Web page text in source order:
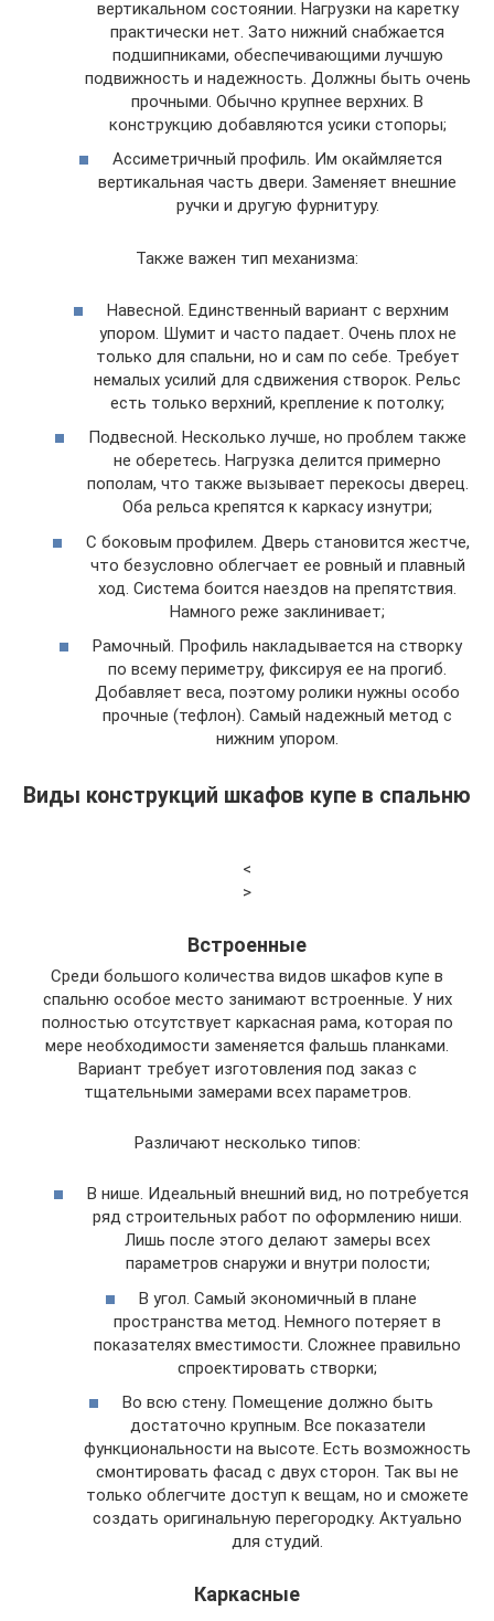
вертикальном состоянии. Нагрузки на каретку
практически нет. Зато нижний снабжается
подшипниками, обеспечивающими лучшую
подвижность и надежность. Должны быть очень
прочными. Обычно крупнее верхних. В
конструкцию добавляются усики стопоры;
Ассиметричный профиль. Им окаймляется
вертикальная часть двери. Заменяет внешние
ручки и другую фурнитуру.
Также важен тип механизма:
Навесной. Единственный вариант с верхним
упором. Шумит и часто падает. Очень плох не
только для спальни, но и сам по себе. Требует
немалых усилий для сдвижения створок. Рельс
есть только верхний, крепление к потолку;
Подвесной. Несколько лучше, но проблем также
не оберетесь. Нагрузка делится примерно
пополам, что также вызывает перекосы дверец.
Оба рельса крепятся к каркасу изнутри;
С боковым профилем. Дверь становится жестче,
что безусловно облегчает ее ровный и плавный
ход. Система боится наездов на препятствия.
Намного реже заклинивает;
Рамочный. Профиль накладывается на створку
по всему периметру, фиксируя ее на прогиб.
Добавляет веса, поэтому ролики нужны особо
прочные (тефлон). Самый надежный метод с
нижним упором.
Виды конструкций шкафов купе в спальню
<
>
Встроенные
Среди большого количества видов шкафов купе в
спальню особое место занимают встроенные. У них
полностью отсутствует каркасная рама, которая по
мере необходимости заменяется фальшь планками.
Вариант требует изготовления под заказ с
тщательными замерами всех параметров.
Различают несколько типов:
В нише. Идеальный внешний вид, но потребуется
ряд строительных работ по оформлению ниши.
Лишь после этого делают замеры всех
параметров снаружи и внутри полости;
В угол. Самый экономичный в плане
пространства метод. Немного потеряет в
показателях вместимости. Сложнее правильно
спроектировать створки;
Во всю стену. Помещение должно быть
достаточно крупным. Все показатели
функциональности на высоте. Есть возможность
смонтировать фасад с двух сторон. Так вы не
только облегчите доступ к вещам, но и сможете
создать оригинальную перегородку. Актуально
для студий.
Каркасные